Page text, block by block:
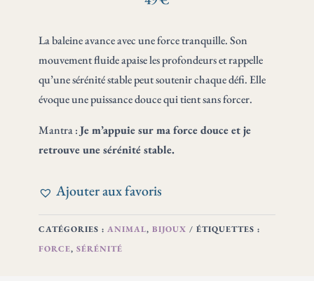
SÉRÉNITÉ
MÉDAILLE
ARGENT
La baleine avance avec une force tranquille. Son
mouvement fluide apaise les profondeurs et rappelle
qu’une sérénité stable peut soutenir chaque défi. Elle
évoque une puissance douce qui tient sans forcer.
Mantra :Je m’appuie sur ma force douce et je
retrouve une sérénité stable.
Ajouter aux favoris
CATÉGORIES : ANIMAL, BIJOUX
ÉTIQUETTES :
FORCE, SÉRÉNITÉ